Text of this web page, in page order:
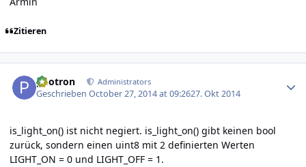
Zitieren
photron Administrators
GeschriebenOctober 27, 2014 at 09:2627. Okt 2014
is_light_on() ist nicht negiert. is_light_on() gibt keinen bool
zurück, sondern einen uint8 mit 2 definierten Werten
LIGHT_ON = 0 und LIGHT_OFF = 1.